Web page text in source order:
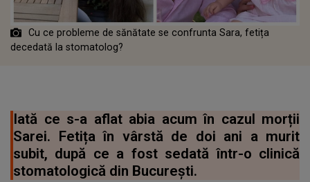
Cu ce probleme de sănătate se confrunta Sara, fetița
decedată la stomatolog?
Iată ce s-a aflat abia acum în cazul morții
Sarei. Fetița în vârstă de doi ani a murit
subit, după ce a fost sedată într-o clinică
stomatologică din București.